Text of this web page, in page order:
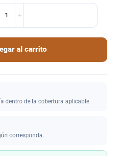
al carrito
dentro de la cobertura aplicable.
corresponda.